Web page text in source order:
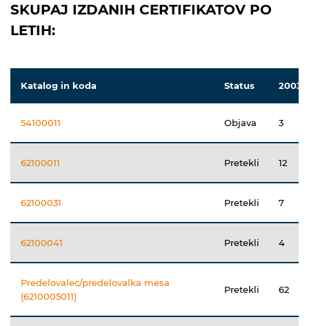
SKUPAJ IZDANIH CERTIFIKATOV PO
LETIH:
Katalog in koda Status 2003
54100011 Objava 3
62100011 Pretekli 12
62100031 Pretekli 7
62100041 Pretekli 4
Predelovalec/predelovalka mesa
(6210005011)
Pretekli 62